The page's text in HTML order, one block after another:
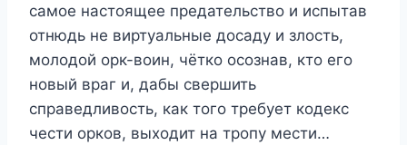
самое настоящее предательство и испытав
отнюдь не виртуальные досаду и злость,
молодой орк-воин, чётко осознав, кто его
новый враг и, дабы свершить
справедливость, как того требует кодекс
чести орков, выходит на тропу мести…